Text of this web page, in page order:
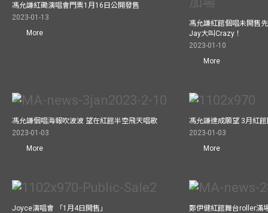
馮允謙紅磡演唱會門票1月16日公開發售
2023-01-13
More
馮允謙紅館個唱未開售
Jay大叫Crazy！
2023-01-10
More
馮允謙個唱海報吹波波 望在紅館半空飛天唱歌
2023-01-03
More
馮允謙達成願望 3月紅
2023-01-03
More
Joyce演唱會 「1月4日開售」
鄭伊健紅館舞台roller滿